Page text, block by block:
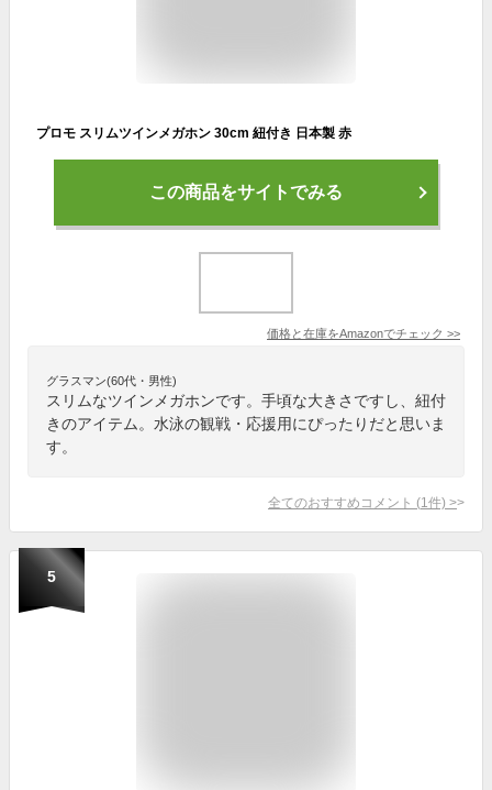
プロモ スリムツインメガホン 30cm 紐付き 日本製 赤
この商品をサイトでみる
価格と在庫をAmazonでチェック >>
グラスマン(60代・男性)
スリムなツインメガホンです。手頃な大きさですし、紐付
きのアイテム。水泳の観戦・応援用にぴったりだと思いま
す。
全てのおすすめコメント (1 件) >
5